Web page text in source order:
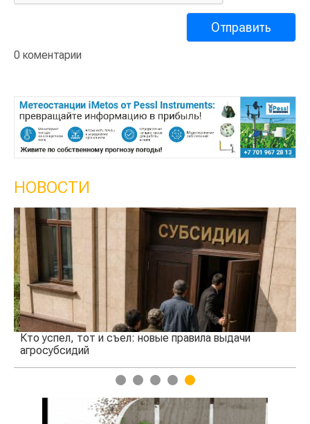
0 коментарии
НОВОСТИ
Кто успел, тот и съел: новые правила выдачи
агросубсидий
1 2 3 4 5